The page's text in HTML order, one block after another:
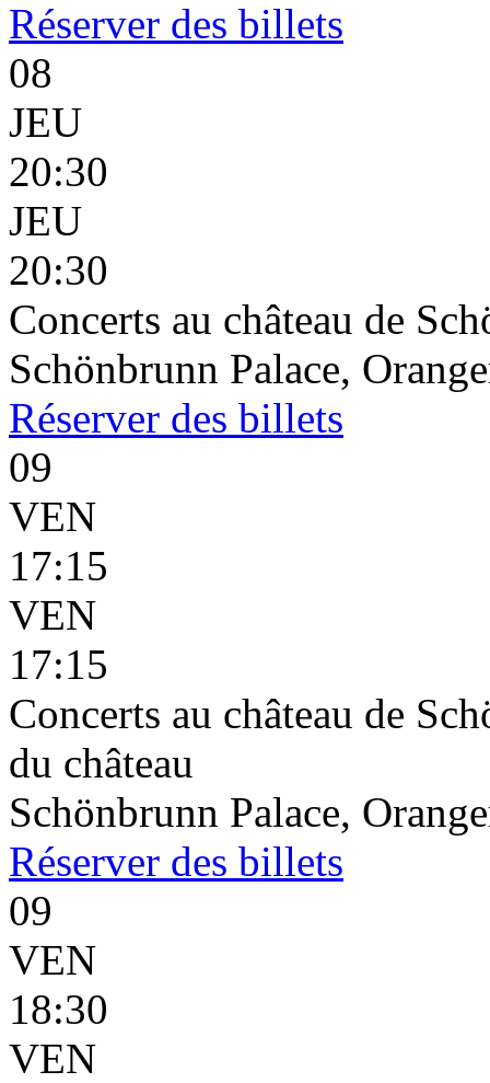
Réserver des billets
08
JEU
20:30
JEU
20:30
Concerts au château de
Schönbrunn Palace,
Réserver des billets
09
VEN
17:15
VEN
17:15
Concerts au château de
du château
Schönbrunn Palace,
Réserver des billets
09
VEN
18:30
VEN